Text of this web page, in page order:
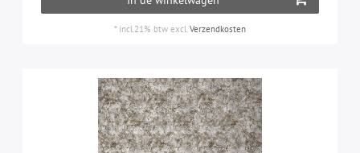
* incl.21% btw excl.Verzendkosten